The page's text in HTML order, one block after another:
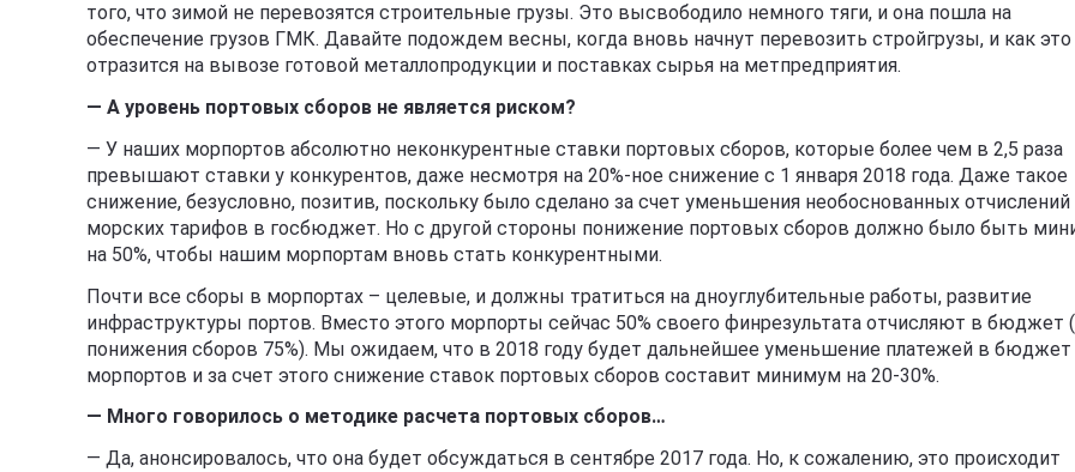
того, что зимой не перевозятся строительные грузы. Это высвободило немного тяги, и она пошла на
обеспечение грузов ГМК. Давайте подождем весны, когда вновь начнут перевозить стройгрузы, и как это
отразится на вывозе готовой металлопродукции и поставках сырья на метпредприятия.
— А уровень портовых сборов не является риском?
— У наших морпортов абсолютно неконкурентные ставки портовых сборов, которые более чем в 2,5 раза
превышают ставки у конкурентов, даже несмотря на 20%-ное снижение с 1 января 2018 года. Даже такое
снижение, безусловно, позитив, поскольку было сделано за счет уменьшения необоснованных отчислений
морских тарифов в госбюджет. Но с другой стороны понижение портовых сборов должно было быть
на 50%, чтобы нашим морпортам вновь стать конкурентными.
Почти все сборы в морпортах – целевые, и должны тратиться на дноуглубительные работы, развитие
инфраструктуры портов. Вместо этого морпорты сейчас 50% своего финрезультата отчисляют в бюджет
понижения сборов 75%). Мы ожидаем, что в 2018 году будет дальнейшее уменьшение платежей в бюджет
морпортов и за счет этого снижение ставок портовых сборов составит минимум на 20-30%.
— Много говорилось о методике расчета портовых сборов…
— Да, анонсировалось, что она будет обсуждаться в сентябре 2017 года. Но, к сожалению, это происходит